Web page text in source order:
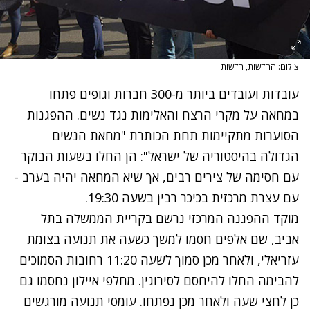
צילום: החדשות, חדשות
עובדות ועובדים ביותר מ-300 חברות וגופים פתחו
במחאה על מקרי הרצח והאלימות נגד נשים. ההפגנות
הסוערות מתקיימות תחת הכותרת "מחאת הנשים
הגדולה בהיסטוריה של ישראל": הן החלו בשעות הבוקר
עם חסימה של צירים רבים, אך שיא המחאה יהיה בערב -
עם עצרת מרכזית בכיכר רבין בשעה 19:30.
מוקד ההפגנה המרכזי נרשם בקריית הממשלה בתל
אביב, שם אלפים חסמו למשך כשעה את תנועה בצומת
עזריאלי, ולאחר מכן סמוך לשעה 11:20 רחובות הסמוכים
להבימה החלו להיחסם לסירוגין. מחלפי איילון נחסמו גם
כן לחצי שעה ולאחר מכן נפתחו. עומסי תנועה מורגשים